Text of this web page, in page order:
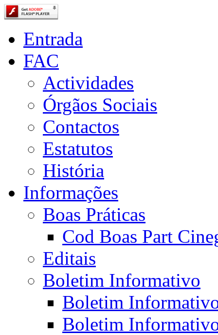
Entrada
FAC
Actividades
Órgãos Sociais
Contactos
Estatutos
História
Informações
Boas Práticas
Cod Boas Part
Editais
Boletim Informativo
Boletim
Boletim